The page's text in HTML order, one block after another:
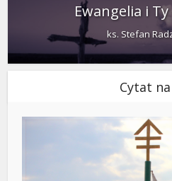
Ewangelia i
ks. Stefan
Cytat